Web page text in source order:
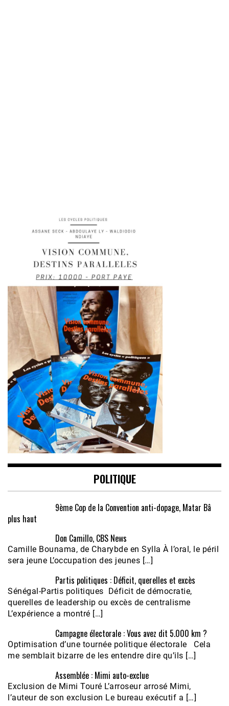
POLITIQUE
9ème Cop de la Convention anti-dopage, Matar Bâ
plus haut
Don Camillo, CBS News
Camille Bounama, de Charybde en Sylla À l’oral, le péril
sera jeune L’occupation des jeunes […]
Partis politiques : Déficit, querelles et excès
Sénégal-Partis politiques Déficit de démocratie,
querelles de leadership ou excès de centralisme
L’expérience a montré […]
Campagne électorale : Vous avez dit 5.000 km ?
Optimisation d’une tournée politique électorale Cela
me semblait bizarre de les entendre dire qu’ils […]
Assemblée : Mimi auto-exclue
Exclusion de Mimi Touré L’arroseur arrosé Mimi,
l’auteur de son exclusion Le bureau exécutif a […]